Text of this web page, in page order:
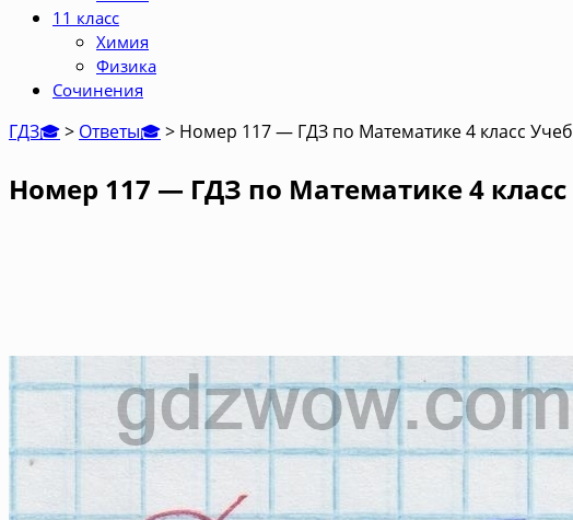
11 класс
Химия
Физика
Сочинения
ГДЗ🎓> Ответы🎓> Номер 117 — ГДЗ по Математике 4 класс
Номер 117 — ГДЗ по Математике 4